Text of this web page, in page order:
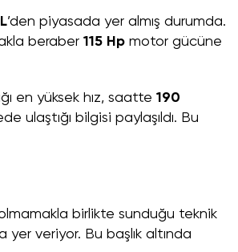
’den piyasada yer almış durumda.
beraber 115 Hp motor gücüne
en yüksek hız, saatte 190
ulaştığı bilgisi paylaşıldı. Bu
birlikte sunduğu teknik
veriyor. Bu başlık altında